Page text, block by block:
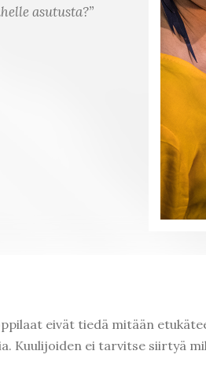
asutusta?”
eivät tiedä mitään
ei tarvitse siirtyä